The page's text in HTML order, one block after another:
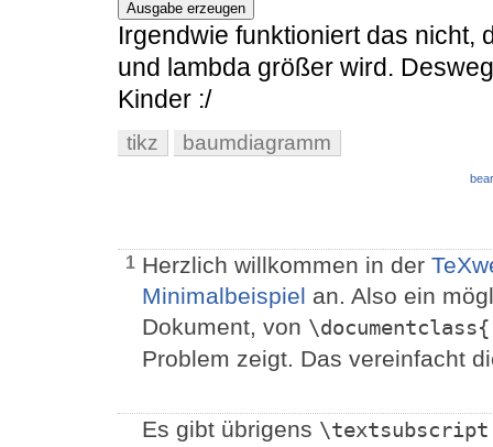
Ausgabe erzeugen
Irgendwie funktioniert das nicht,
und lambda größer wird.
Kinder :/
tikz baumdiagramm
1 Herzlich willkommen in der
Minimalbeispiel an. Also ein
Dokument, von
Problem zeigt. Das vereinfacht
Es gibt übrigens \textsubscript